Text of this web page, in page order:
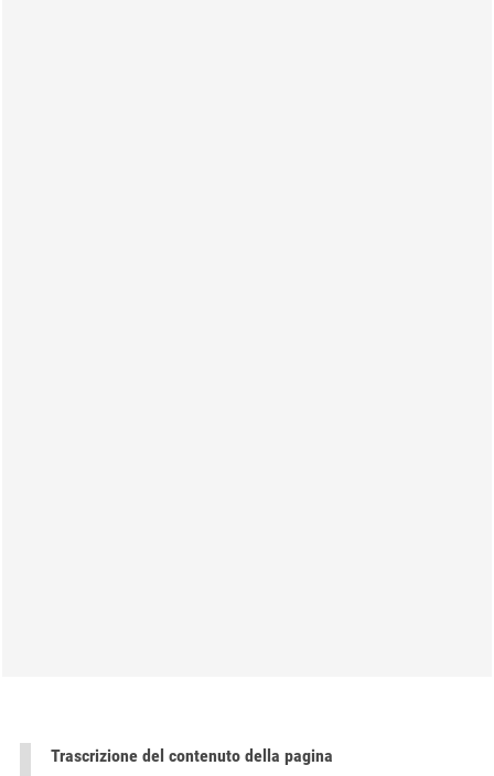
Trascrizione del contenuto della pagina